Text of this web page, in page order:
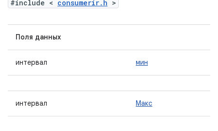
#include < consumerir.h >
Поля данных
интервал мин
интервал Макс